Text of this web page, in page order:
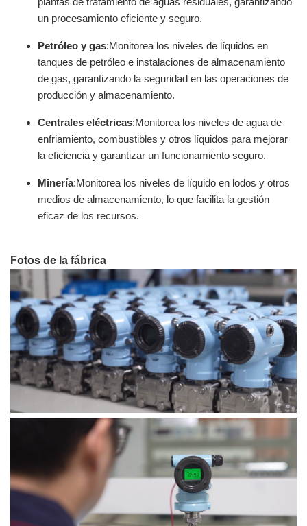
un procesamiento eficiente y seguro.
Petróleo y gas:Monitorea los niveles de líquidos en
tanques de petróleo e instalaciones de almacenamiento
de gas, garantizando la seguridad en las operaciones de
producción y almacenamiento.
Centrales eléctricas:Monitorea los niveles de agua de
enfriamiento, combustibles y otros líquidos para mejorar
la eficiencia y garantizar un funcionamiento seguro.
Minería:Monitorea los niveles de líquido en lodos y otros
medios de almacenamiento, lo que facilita la gestión
eficaz de los recursos.
Fotos de la fábrica